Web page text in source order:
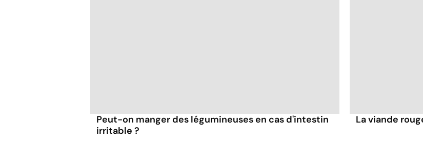
Peut-on manger des légumineuses en cas d'intestin
irritable ?
La viande